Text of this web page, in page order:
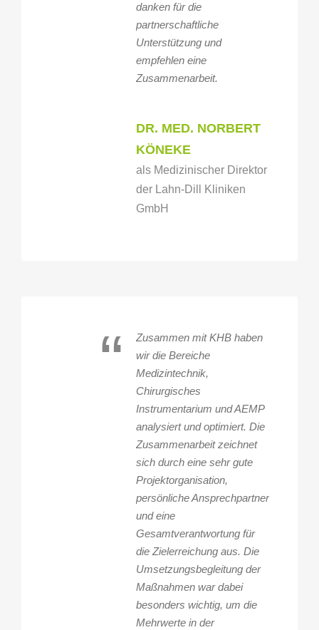
danken für die
partnerschaftliche
Unterstützung und
empfehlen eine
Zusammenarbeit.
DR. MED. NORBERT
KÖNEKE
als Medizinischer Direktor
der Lahn-Dill Kliniken
GmbH
“
Zusammen mit KHB haben
wir die Bereiche
Medizintechnik,
Chirurgisches
Instrumentarium und AEMP
analysiert und optimiert. Die
Zusammenarbeit zeichnet
sich durch eine sehr gute
Projektorganisation,
persönliche Ansprechpartner
und eine
Gesamtverantwortung für
die Zielerreichung aus. Die
Umsetzungsbegleitung der
Maßnahmen war dabei
besonders wichtig, um die
Mehrwerte in der